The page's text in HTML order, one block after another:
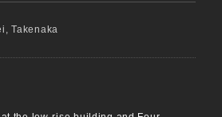
Takenaka